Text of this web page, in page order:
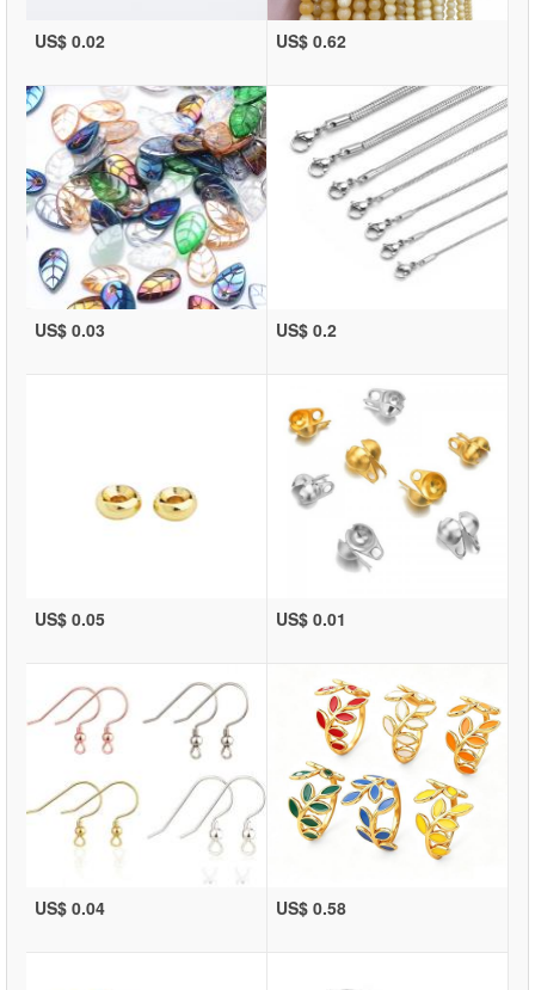
US$ 0.02 US$ 0.62
US$ 0.03 US$ 0.2
US$ 0.05 US$ 0.01
US$ 0.04 US$ 0.58